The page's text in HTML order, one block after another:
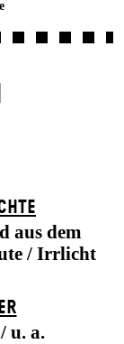
aus dem
/ Irrlicht
u. a.